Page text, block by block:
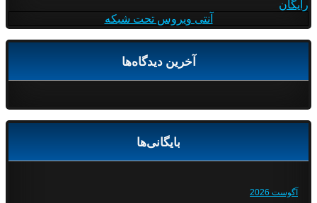
رایگان
آنتی ویروس تحت شبکه
آخرین دیدگاه‌ها
بایگانی‌ها
آگوست 2026